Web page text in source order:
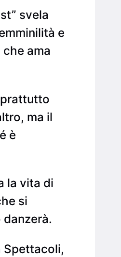
svela
e
ama
ma il
è
la vita di
si
danzerà.
Spettacoli,